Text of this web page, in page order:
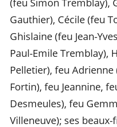
(feu Simon Tremblay),
Gauthier), Cécile (feu
Ghislaine (feu Jean-
Paul-Emile Tremblay),
Pelletier), feu Adrienne
Fortin), feu Jeannine,
Desmeules), feu
Villeneuve); ses